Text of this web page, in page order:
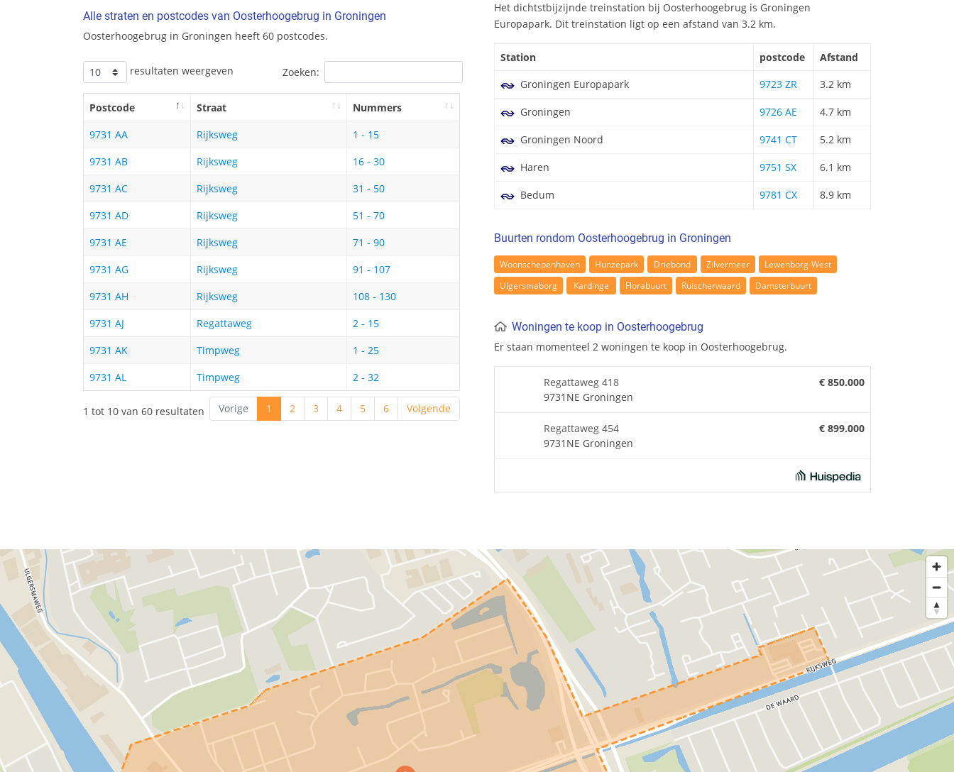
Alle straten en postcodes van Oosterhoogebrug in Groningen
Oosterhoogebrug in Groningen heeft 60 postcodes.
resultaten weergeven Zoeken:
Postcode Straat
Nummers
9731 AA
Rijksweg
1 - 15
9731 AB
Rijksweg
16 - 30
9731 AC
Rijksweg
31 - 50
9731 AD
Rijksweg
51 - 70
9731 AE
Rijksweg
71 - 90
9731 AG
Rijksweg
91 - 107
9731 AH
Rijksweg
108 - 130
9731 AJ
Regattaweg
2 - 15
9731 AK
Timpweg
1 - 25
9731 AL
Timpweg 2 - 32
1 tot 10 van 60 resultaten Vorige 1 2 3 4 5 6 Volgende
Het dichtstbijzijnde treinstation bij Oosterhoogebrug is Groningen
Europapark. Dit treinstation ligt op een afstand van 3.2 km.
Station postcode
Afstand
Groningen Europapark
9723 ZR 3.2 km
Groningen 9726 AE 4.7 km
Groningen Noord 9741 CT 5.2 km
Haren 9751 SX 6.1 km
Bedum 9781 CX 8.9 km
Buurten rondom Oosterhoogebrug in Groningen
Woonschepenhaven Hunzepark Driebond Zilvermeer
Lewenborg-West
Ulgersmaborg
Kardinge Florabuurt Ruischerwaard Damsterbuurt
Woningen te koop in Oosterhoogebrug
Er staan momenteel 2 woningen te koop in Oosterhoogebrug.
Regattaweg 418
9731NE Groningen
€ 850.000
Regattaweg 454
9731NE Groningen
€ 899.000